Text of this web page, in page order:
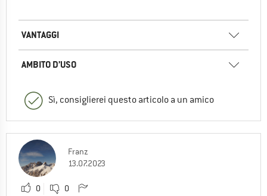
VANTAGGI
AMBITO D’USO
Sì, consiglierei questo articolo a un amico
Franz
13.07.2023
0 0